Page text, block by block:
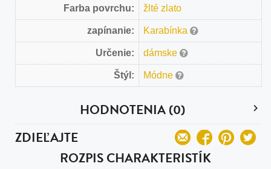
Farba povrchu: žlté zlato
zapínanie: Karabínka
Určenie: dámske
Štýl: Módne
HODNOTENIA (0)
ZDIEĽAJTE
ROZPIS CHARAKTERISTÍK